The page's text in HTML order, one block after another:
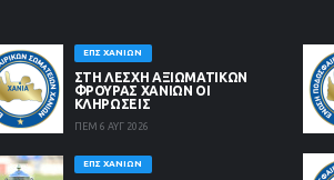
ΕΠΣ ΧΑΝΊΩΝ
ΣΤΗ ΛΈΣΧΗ ΑΞΙΩΜΑΤΙΚΏΝ
ΦΡΟΥΡΆΣ ΧΑΝΊΩΝ ΟΙ
ΚΛΗΡΏΣΕΙΣ
ΠΕΜ 6 ΑΥΓ 2026
ΕΠΣ ΧΑΝΊΩΝ